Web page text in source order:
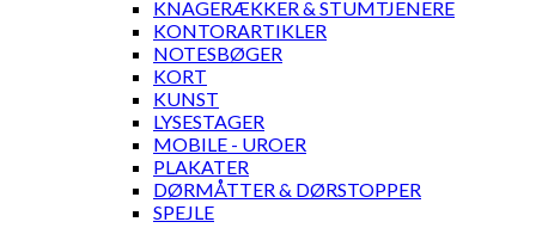
KNAGERÆKKER & STUMTJENERE
KONTORARTIKLER
NOTESBØGER
KORT
KUNST
LYSESTAGER
MOBILE - UROER
PLAKATER
DØRMÅTTER & DØRSTOPPER
SPEJLE